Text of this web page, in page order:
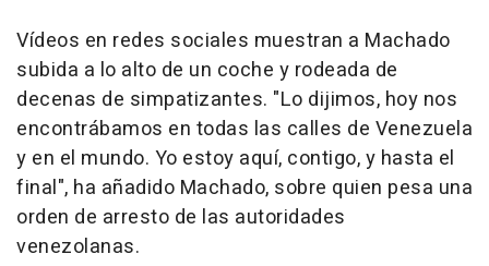
Vídeos en redes sociales muestran a Machado
subida a lo alto de un coche y rodeada de
decenas de simpatizantes. "Lo dijimos, hoy nos
encontrábamos en todas las calles de Venezuela
y en el mundo. Yo estoy aquí, contigo, y hasta el
final", ha añadido Machado, sobre quien pesa una
orden de arresto de las autoridades
venezolanas.